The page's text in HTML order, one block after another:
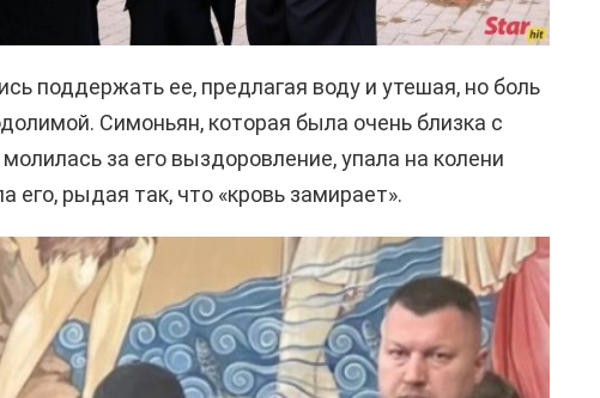
поддержать ее, предлагая воду и утешая, но боль
Симоньян, которая была очень близка с
за его выздоровление, упала на колени
его, рыдая так, что «кровь замирает».